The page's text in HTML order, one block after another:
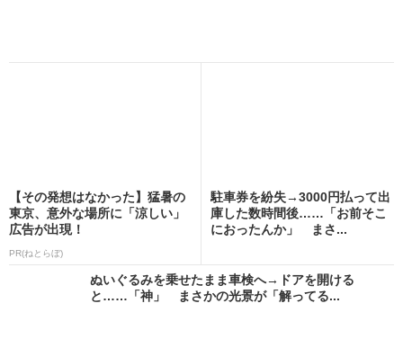
【その発想はなかった】猛暑の
東京、意外な場所に「涼しい」
広告が出現！
PR(ねとらぼ)
駐車券を紛失→3000円払って出
庫した数時間後……「お前そこ
におったんか」 まさ...
ぬいぐるみを乗せたまま車検へ→ドアを開ける
と……「神」 まさかの光景が「解ってる...